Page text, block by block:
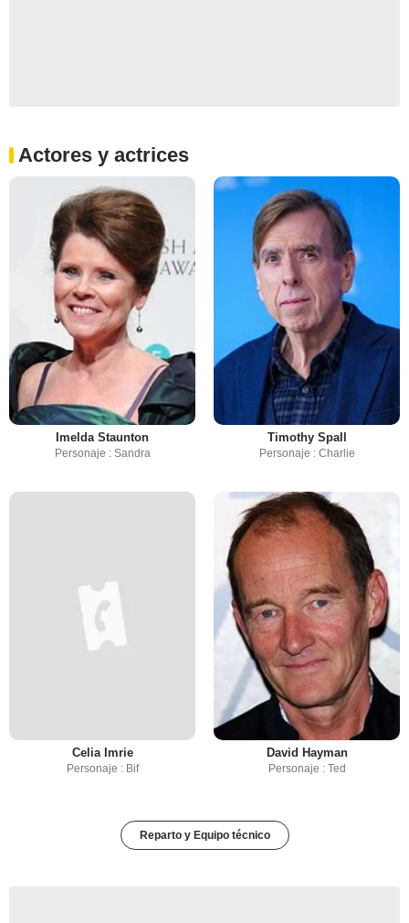
Actores y actrices
Imelda Staunton
Personaje : Sandra
Timothy Spall
Personaje : Charlie
Celia Imrie
Personaje : Bif
David Hayman
Personaje : Ted
Reparto y Equipo técnico